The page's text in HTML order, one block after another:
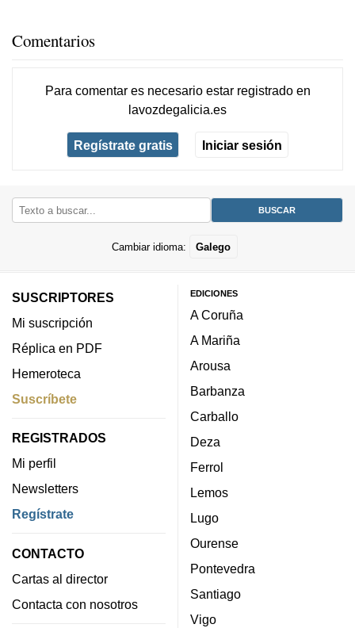
Comentarios
Para comentar es necesario estar registradoen
lavozdegalicia.es
Regístrate gratis Iniciar sesión
Cambiar idioma: Galego
SUSCRIPTORES
Mi suscripción
Réplica en PDF
Hemeroteca
Suscríbete
REGISTRADOS
Mi perfil
Newsletters
Regístrate
CONTACTO
Cartas al director
Contacta con nosotros
EDICIONES
A Coruña
A Mariña
Arousa
Barbanza
Carballo
Deza
Ferrol
Lemos
Lugo
Ourense
Pontevedra
Santiago
Vigo